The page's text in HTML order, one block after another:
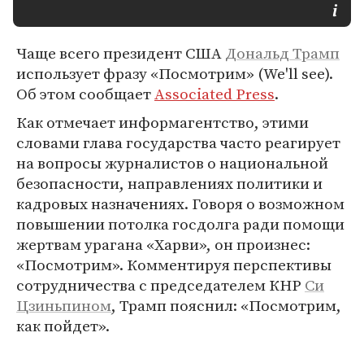
Чаще всего президент СШАДональд Трамп
использует фразу «Посмотрим» (We'll see).
Об этом сообщаетAssociated Press.
Как отмечает информагентство, этими
словами глава государства часто реагирует
на вопросы журналистов о национальной
безопасности, направлениях политики и
кадровых назначениях. Говоря о возможном
повышении потолка госдолга ради помощи
жертвам урагана «Харви», он произнес:
«Посмотрим». Комментируя перспективы
сотрудничества с председателем КНР Си
Цзиньпином, Трамп пояснил: «Посмотрим,
как пойдет».